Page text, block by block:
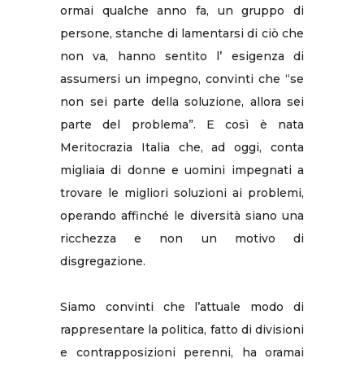
ormai qualche anno fa, un gruppo di
persone, stanche di lamentarsi di ciò che
non va, hanno sentito l’ esigenza di
assumersi un impegno, convinti che “se
non sei parte della soluzione, allora sei
parte del problema”. E così è nata
Meritocrazia Italia che, ad oggi, conta
migliaia di donne e uomini impegnati a
trovare le migliori soluzioni ai problemi,
operando affinché le diversità siano una
ricchezza e non un motivo di
disgregazione.
Siamo convinti che l’attuale modo di
rappresentare la politica, fatto di divisioni
e contrapposizioni perenni, ha oramai